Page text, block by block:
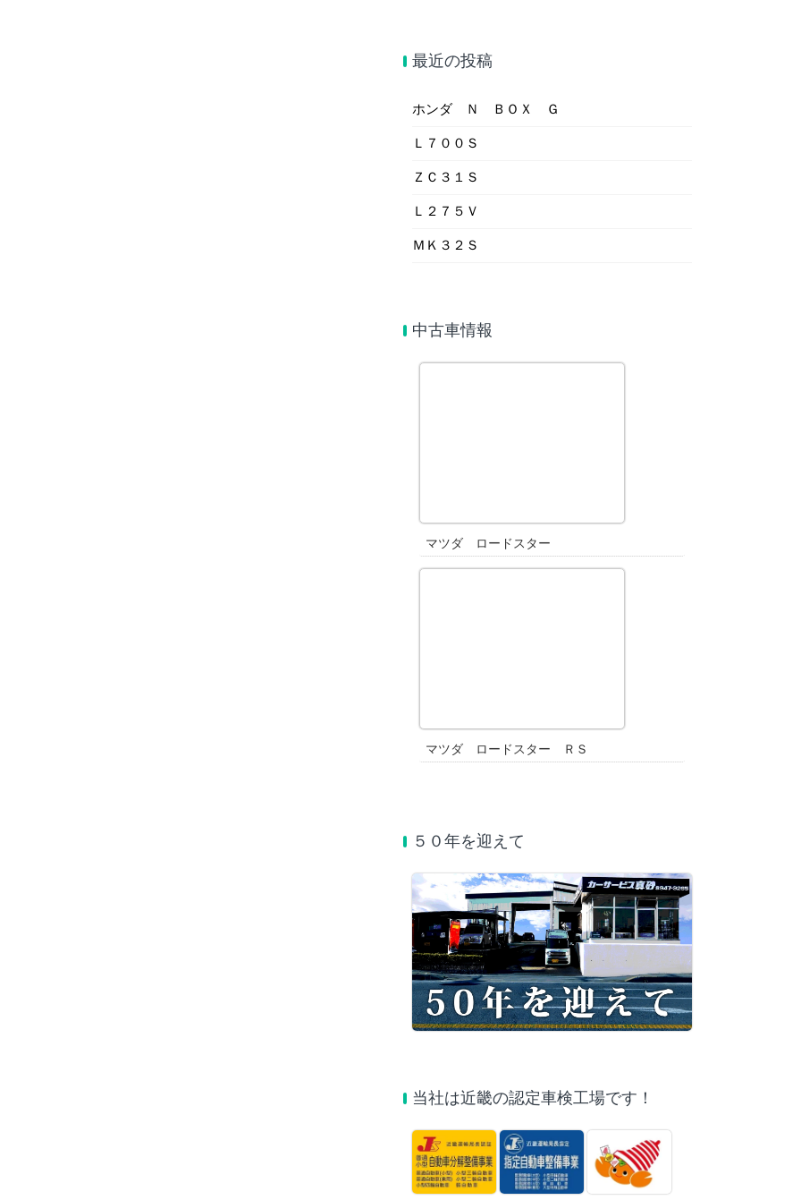
最近の投稿
ホンダ Ｎ ＢＯＸ Ｇ
Ｌ７００Ｓ
ＺＣ３１Ｓ
Ｌ２７５Ｖ
ＭＫ３２Ｓ
中古車情報
マツダ ロードスター
マツダ ロードスター ＲＳ
５０年を迎えて
当社は近畿の認定車検工場です！